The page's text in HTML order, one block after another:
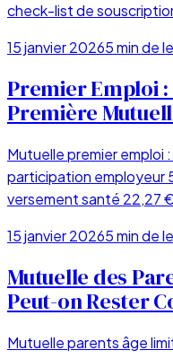
check-list de
15 janvier 20265min de
Premier Emploi
Première
Mutuelle premier emploi
participation employeur
versement santé 22,27
15 janvier 20265min de
Mutuelle des
Peut-on Rester
Mutuelle parents âge